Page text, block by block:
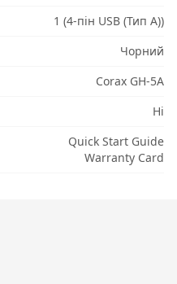
1 (4-пін USB (Тип A))
Чорний
Corax GH-5A
Ні
Quick Start Guide
Warranty Card